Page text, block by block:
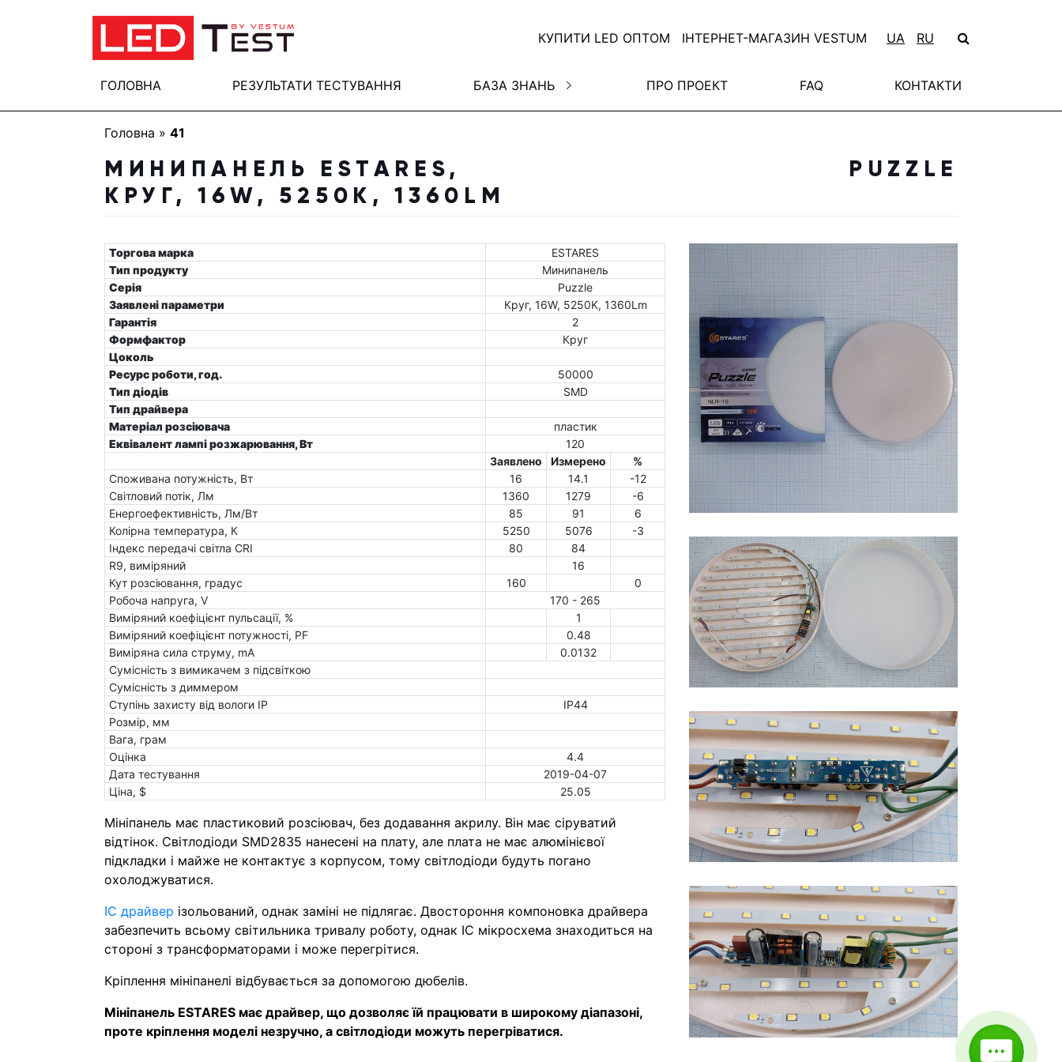
КУПИТИ LED ОПТОМ ІНТЕРНЕТ-МАГАЗИН VESTUM UA RU
ГОЛОВНА РЕЗУЛЬТАТИ ТЕСТУВАННЯ БАЗА ЗНАНЬ ПРО ПРОЕКТ FAQ КОНТАКТИ
Головна » 41
МИНИПАНЕЛЬ ESTARES,
КРУГ, 16W, 5250K, 1360LM
PUZZLE
Торгова марка
ESTARES
Тип продукту
Минипанель
Серія
Puzzle
Заявлені параметри
Круг, 16W, 5250K, 1360Lm
Гарантія
2
Формфактор
Круг
Цоколь
Ресурс роботи, год.
50000
Тип діодів
SMD
Тип драйвера
Матеріал розсіювача
пластик
Еквівалент лампі розжарювання, Вт
120
Заявлено
Измерено
%
Споживана потужність, Вт
16 14.1
-12
Світловий потік, Лм
1360 1279
-6
Енергоефективність, Лм/Вт
85 91
6
Колірна температура, К
5250 5076
-3
Індекс передачі світла CRI
80
84
R9, виміряний
16
Кут розсіювання, градус
160
0
Робоча напруга, V
170 - 265
Виміряний коефіцієнт пульсації, %
1
Виміряний коефіцієнт потужності, PF
0.48
Виміряна сила струму, mA
0.0132
Сумісність з вимикачем з підсвіткою
Сумісність з диммером
Ступінь захисту від вологи IP
IP44
Розмір, мм
Вага, грам
Оцінка
4.4
Дата тестування
2019-04-07
Ціна, $
25.05
Мініпанель має пластиковий розсіювач, без додавання акрилу. Він має сіруватий
відтінок. Світлодіоди SMD2835 нанесені на плату, але плата не має алюмінієвої
підкладки і майже не контактує з корпусом, тому світлодіоди будуть погано
охолоджуватися.
IC драйвер ізольований, однак заміні не підлягає. Двостороння компоновка драйвера
забезпечить всьому світильника тривалу роботу, однак IC мікросхема знаходиться на
стороні з трансформаторами і може перегрітися.
Кріплення мініпанелі відбувається за допомогою дюбелів.
Мініпанель ESTARES має драйвер, що дозволяє їй працювати в широкому діапазоні,
проте кріплення моделі незручно, а світлодіоди можуть перегріватися.